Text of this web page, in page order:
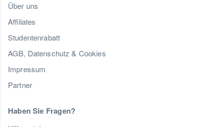
Über uns
Affiliates
Studentenrabatt
AGB, Datenschutz & Cookies
Impressum
Partner
Haben Sie Fragen?